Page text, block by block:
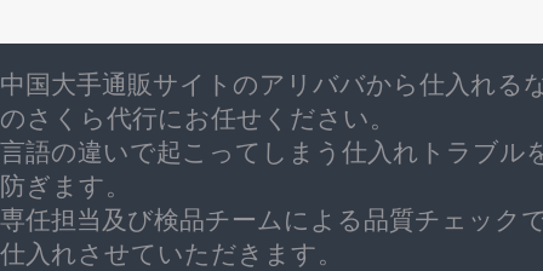
中国大手通販サイトのアリババから仕入れる
のさくら代行にお任せください。
言語の違いで起こってしまう仕入れトラブル
防ぎます。
専任担当及び検品チームによる品質チェック
仕入れさせていただきます。